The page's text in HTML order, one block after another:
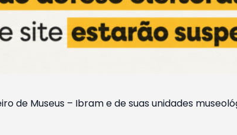
de Museus – Ibram e de suas unidades